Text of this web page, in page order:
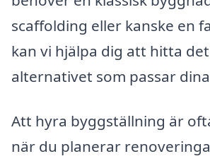
scaffolding eller kanske en
kan vi hjälpa dig att hitta
alternativet som passar
Att hyra byggställning är
när du planerar